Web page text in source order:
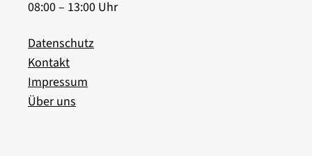
08:00 – 13:00 Uhr
Datenschutz
Kontakt
Impressum
Über uns